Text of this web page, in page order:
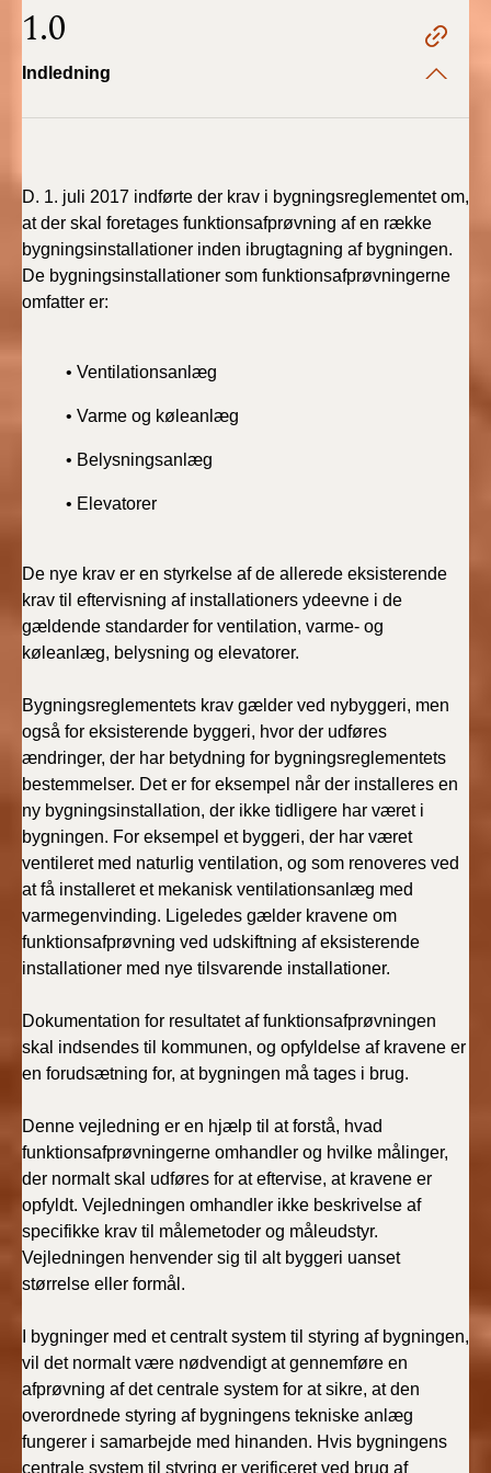
BR18 (1/1 - 30/6
2022)
BR18 (1/1-29/6
2021)
BR18 (1/7-31/12
BR18 (10/3-30/6
BR18 (1/1-9/3 2020)
BR18 (4/7-31/12
BR18 (1/1-4/7 2019)
BR18 (1/7-31/12
2018)
BR18 (1/1-30/6
2018)
BR15 (2015-2018)
Tidligere BR (1961-
2010)
1.0
Indledning
D. 1. juli 2017 indførte der krav i bygningsreglementet om,
at der skal foretages funktionsafprøvning af en række
bygningsinstallationer inden ibrugtagning af bygningen.
De bygningsinstallationer som funktionsafprøvningerne
omfatter er:
• Ventilationsanlæg
• Varme og køleanlæg
• Belysningsanlæg
• Elevatorer
De nye krav er en styrkelse af de allerede eksisterende
krav til eftervisning af installationers ydeevne i de
gældende standarder for ventilation, varme- og
køleanlæg, belysning og elevatorer.
Bygningsreglementets krav gælder ved nybyggeri, men
også for eksisterende byggeri, hvor der udføres
ændringer, der har betydning for bygningsreglementets
bestemmelser. Det er for eksempel når der installeres en
ny bygningsinstallation, der ikke tidligere har været i
bygningen. For eksempel et byggeri, der har været
ventileret med naturlig ventilation, og som renoveres ved
at få installeret et mekanisk ventilationsanlæg med
varmegenvinding. Ligeledes gælder kravene om
funktionsafprøvning ved udskiftning af eksisterende
installationer med nye tilsvarende installationer.
Dokumentation for resultatet af funktionsafprøvningen
skal indsendes til kommunen, og opfyldelse af kravene er
en forudsætning for, at bygningen må tages i brug.
Denne vejledning er en hjælp til at forstå, hvad
funktionsafprøvningerne omhandler og hvilke målinger,
der normalt skal udføres for at eftervise, at kravene er
opfyldt. Vejledningen omhandler ikke beskrivelse af
specifikke krav til målemetoder og måleudstyr.
Vejledningen henvender sig til alt byggeri uanset
størrelse eller formål.
I bygninger med et centralt system til styring af bygningen,
vil det normalt være nødvendigt at gennemføre en
afprøvning af det centrale system for at sikre, at den
overordnede styring af bygningens tekniske anlæg
fungerer i samarbejde med hinanden. Hvis bygningens
centrale system til styring er verificeret ved brug af